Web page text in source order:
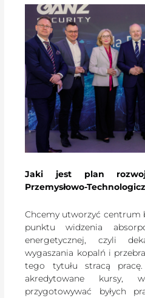
Jaki jest plan
Przemysłowo-
Chcemy utworzyć centrum
punktu widzenia
energetycznej, czyli
wygaszania kopalń i
tego tytułu stracą
akredytowane kursy,
przygotowywać byłych